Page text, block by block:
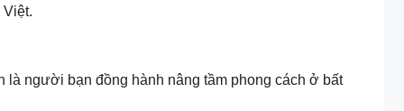
là người bạn đồng hành nâng tầm phong cách ở bất